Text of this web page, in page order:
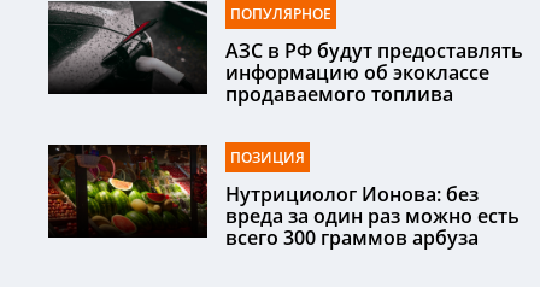
ПОПУЛЯРНОЕ
АЗС в РФ будут предоставлять
информацию об экоклассе
продаваемого топлива
ПОЗИЦИЯ
Нутрициолог Ионова: без
вреда за один раз можно есть
всего 300 граммов арбуза